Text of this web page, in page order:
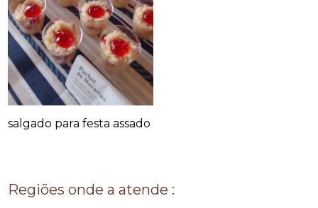
salgado para festa assado
Regiões onde a atende :